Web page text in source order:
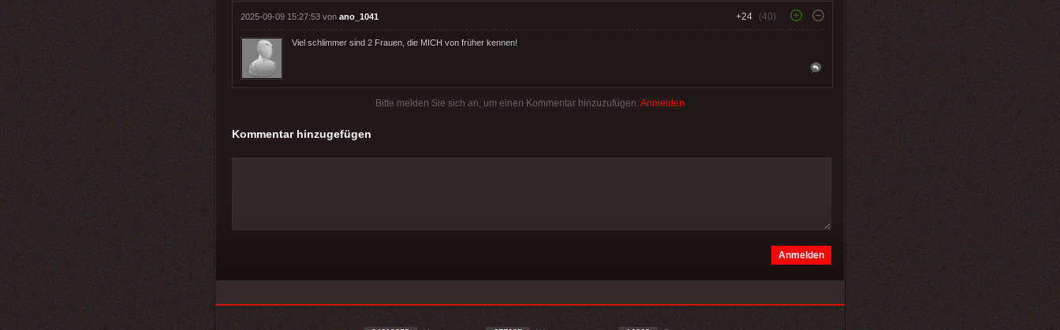
2025-09-09 15:27:53 von ano_1041 +24 (40)
Viel schlimmer sind 2 Frauen, die MICH von früher kennen!
Bitte melden Sie sich an, um einen Kommentar hinzuzufügen. Anmelden
Kommentar hinzugefügen